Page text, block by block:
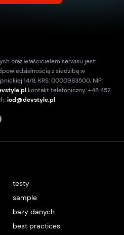
oraz właścicielem serwisu jest:
z siedzibą w
14/8, KRS: 0000983500, NIP:
kontakt telefoniczny: +48 452
iod@devstyle.pl
testy
sample
bazy danych
best practices